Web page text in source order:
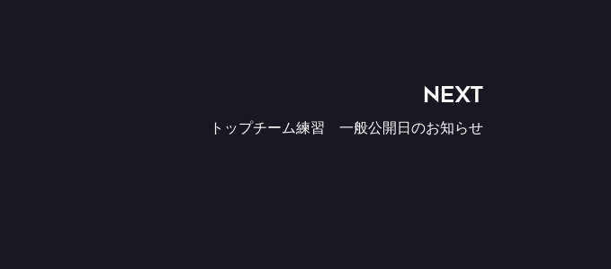
NEXT
トップチーム練習 一般公開日のお知らせ